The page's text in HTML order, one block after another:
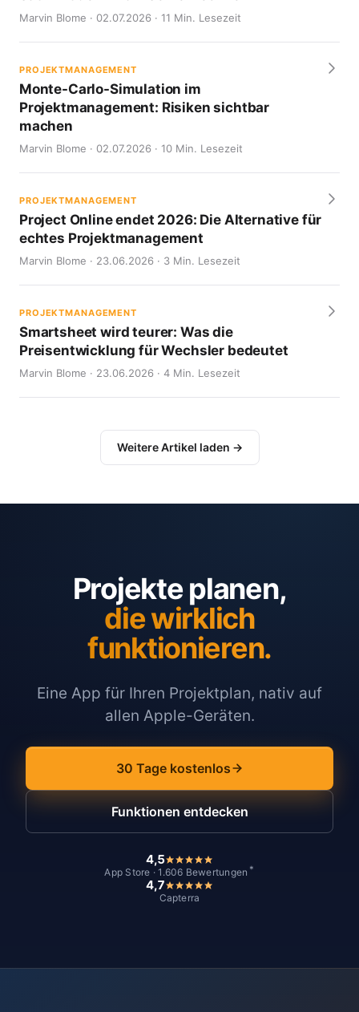
Marvin Blome · 02.07.2026 · 11 Min. Lesezeit
PROJEKTMANAGEMENT
Monte-Carlo-Simulation im
Projektmanagement: Risiken sichtbar
machen
Marvin Blome · 02.07.2026 · 10 Min. Lesezeit
PROJEKTMANAGEMENT
Project Online endet 2026: Die Alternative für
echtes Projektmanagement
Marvin Blome · 23.06.2026 · 3 Min. Lesezeit
PROJEKTMANAGEMENT
Smartsheet wird teurer: Was die
Preisentwicklung für Wechsler bedeutet
Marvin Blome · 23.06.2026 · 4 Min. Lesezeit
Weitere Artikel laden →
Projekte planen,
die wirklich
funktionieren.
Eine App für Ihren Projektplan, nativ auf
allen Apple-Geräten.
30 Tage kostenlos
Funktionen entdecken
4,5
App Store · 1.606 Bewertungen *
4,7
Capterra